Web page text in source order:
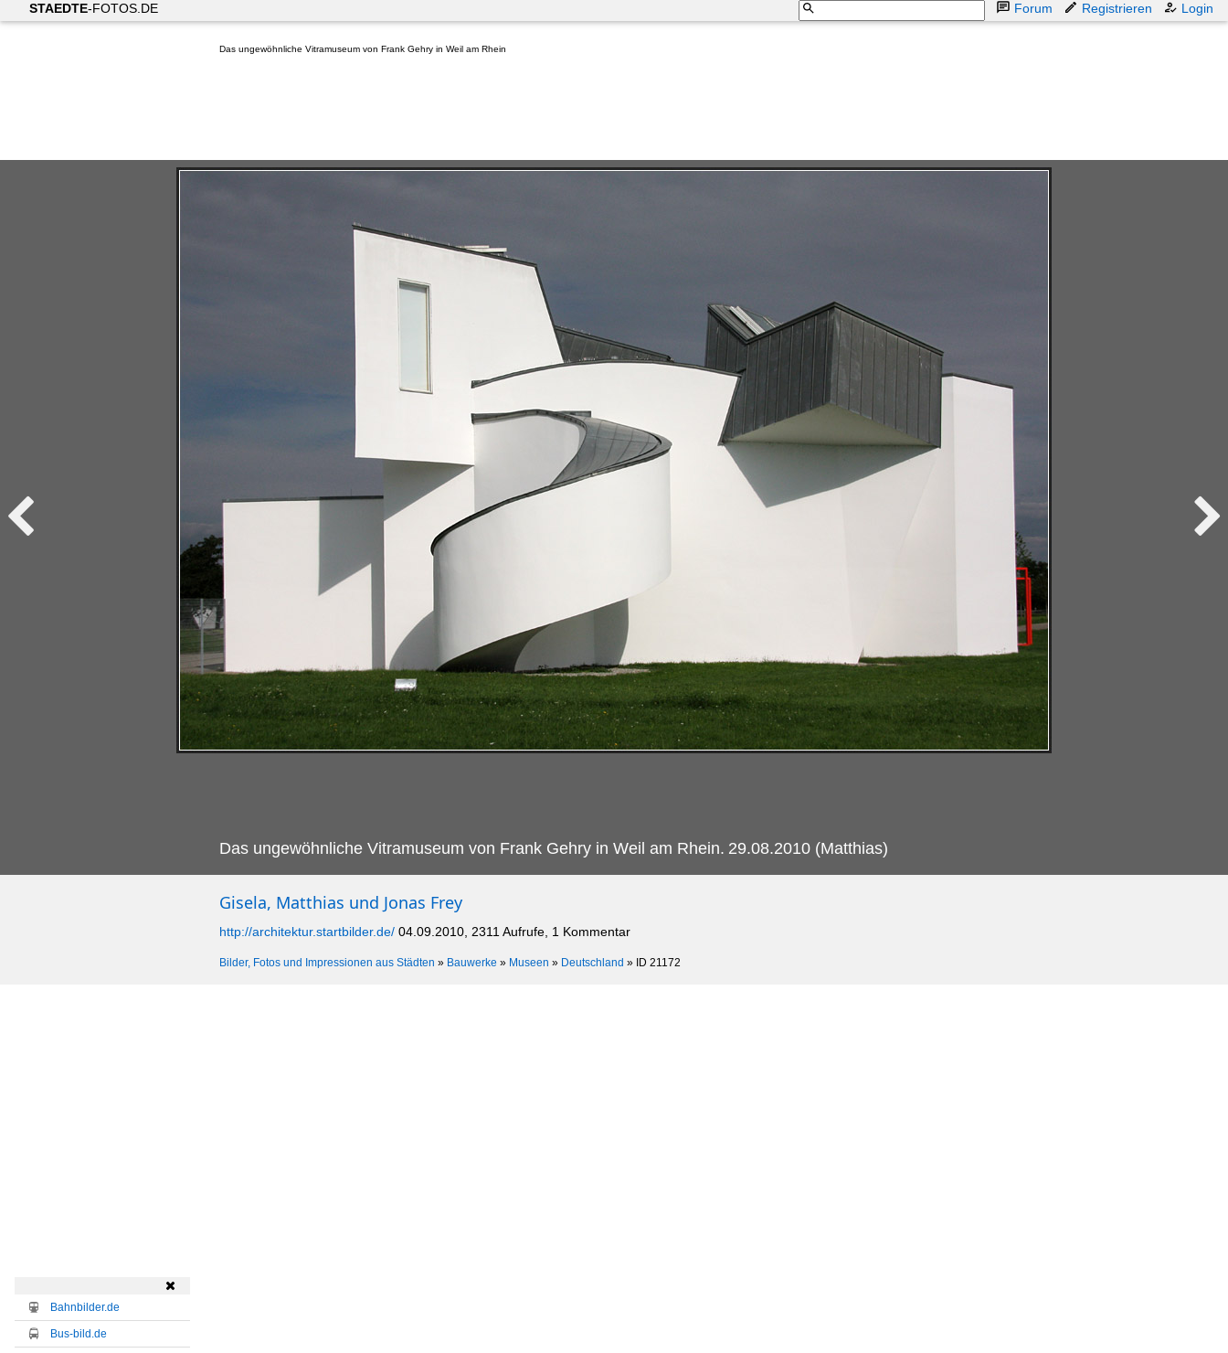
STAEDTE-FOTOS.DE Forum Registrieren Login
Das ungewöhnliche Vitramuseum von Frank Gehry in Weil am Rhein
Das ungewöhnliche Vitramuseum von Frank Gehry in Weil am Rhein. 29.08.2010 (Matthias)
Gisela, Matthias und Jonas Frey
http://architektur.startbilder.de/ 04.09.2010, 2311 Aufrufe, 1 Kommentar
Bilder, Fotos und Impressionen aus Städten » Bauwerke » Museen » Deutschland » ID 21172

Bahnbilder.de
Bus-bild.de